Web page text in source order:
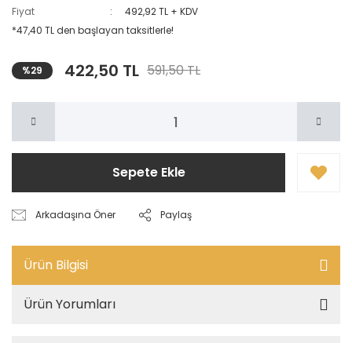
Fiyat
492,92 TL + KDV
*47,40 TL den başlayan taksitlerle!
%29 422,50 TL 591,50 TL
Sepete Ekle
Arkadaşına Öner Paylaş
Ürün Bilgisi
Ürün Yorumları